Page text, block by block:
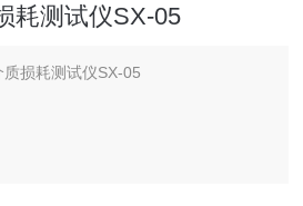
耗测试仪SX-05
损耗测试仪SX-05